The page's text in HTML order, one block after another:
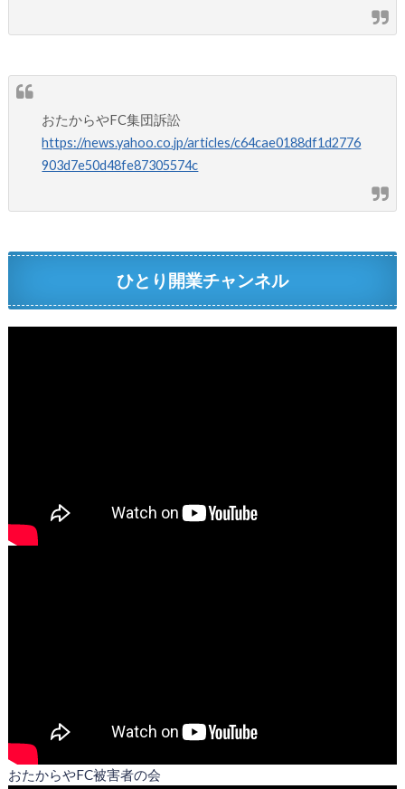
おたからやFC集団訴訟
https://news.yahoo.co.jp/articles/c64cae0188df1d2776
903d7e50d48fe87305574c
ひとり開業チャンネル
おたからやFC被害者の会